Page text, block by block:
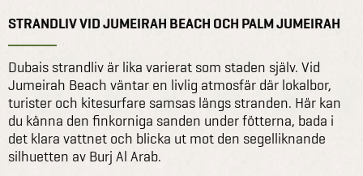
STRANDLIV VID JUMEIRAH BEACH OCH PALM JUMEIRAH
Dubais strandliv är lika varierat som staden själv. Vid
Jumeirah Beach väntar en livlig atmosfär där lokalbor,
turister och kitesurfare samsas längs stranden. Här kan
du känna den finkorniga sanden under fötterna, bada i
det klara vattnet och blicka ut mot den segelliknande
silhuetten av Burj Al Arab.